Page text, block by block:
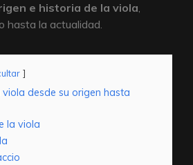
e historia de la viola,
hasta la actualidad.
viola desde su origen hasta
la viola